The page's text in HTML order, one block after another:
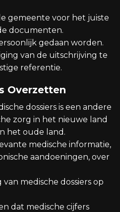
gemeente voor het juiste
documenten.
gedaan worden.
van de uitschrijving te
referentie.
Overzetten
dossiers is een andere
zorg in het nieuwe land
het oude land.
medische informatie,
aandoeningen, over
medische dossiers op
dat medische cijfers